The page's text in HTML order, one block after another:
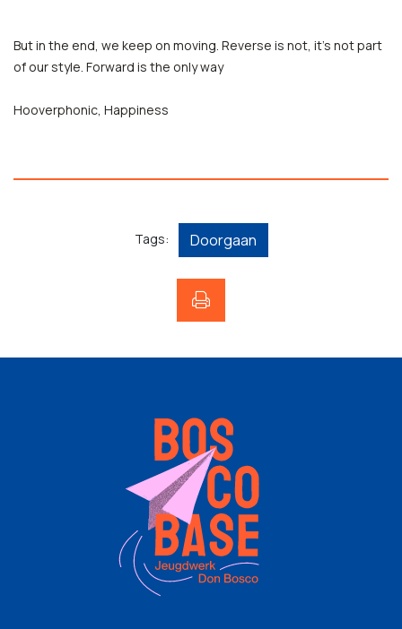
But in the end, we keep on moving. Reverse is not, it's not part
of our style. Forward is the only way
Hooverphonic, Happiness
Tags: Doorgaan